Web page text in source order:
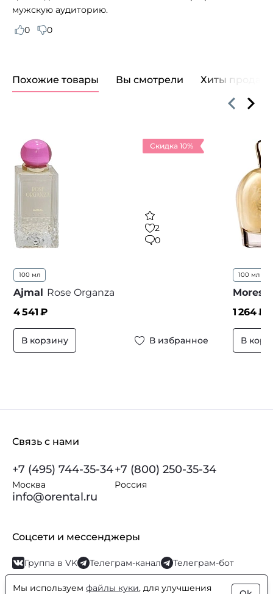
мужскую аудиторию.
0
0
Похожие товары Вы смотрели Хиты продаж
Скидка 10%
2
0
100 мл
Ajmal Rose Organza
4 541 ₽
В корзину В избранное
100 мл
1 264₽
В
Связь с нами
+7 (495) 744-35-34
Москва
+7 (800) 250-35-34
Россия
info@orental.ru
Соцсети и мессенджеры
Группа в VK Телеграм-канал Телеграм-бот
Мы используем файлы куки, для улучшения